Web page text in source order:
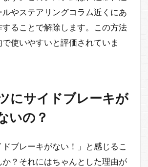
やステアリングコラム近くにあ
することで解除します。この方法
使いやすいと評価されていま
にサイドブレーキが
いの？
ドブレーキがない！」と感じるこ
か？それにはちゃんとした理由が